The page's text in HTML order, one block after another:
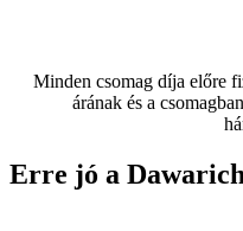
Minden csomag díja előre
árának és a
Erre jó a Dawarich